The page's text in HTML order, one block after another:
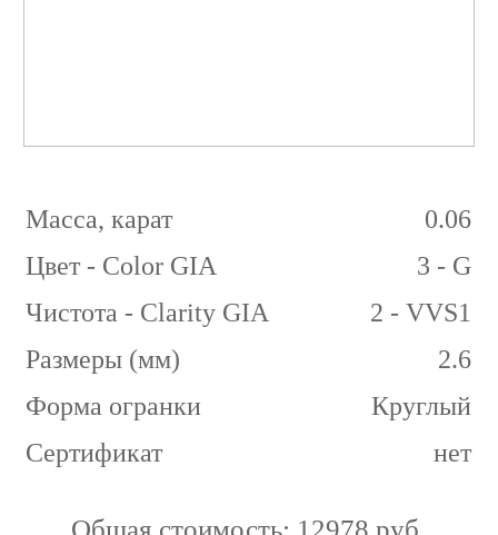
Масса, карат
0.06
Цвет - Color GIA
3 - G
Чистота - Clarity GIA
2 - VVS1
Размеры (мм)
2.6
Форма огранки
Круглый
Сертификат
нет